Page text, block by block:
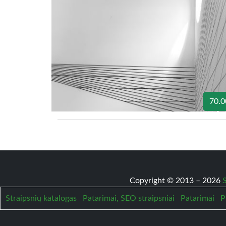
Copyright © 2013 – 2026
Straipsnių katalogas Patarimai, SEO straipsniai Patarimai